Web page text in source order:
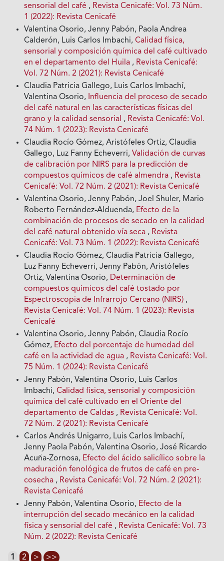
sensorial del café , Revista Cenicafé: Vol. 73 Núm.
1 (2022): Revista Cenicafé
Valentina Osorio, Jenny Pabón, Paola Andrea
Calderón, Luis Carlos Imbachi,Calidad física,
sensorial y composición química del café cultivado
en el departamento del Huila , Revista Cenicafé:
Vol. 72 Núm. 2 (2021): Revista Cenicafé
Claudia Patricia Gallego, Luis Carlos Imbachí,
Valentina Osorio, Influencia del proceso de secado
del café natural en las características físicas del
grano y la calidad sensorial , Revista Cenicafé: Vol.
74 Núm. 1 (2023): Revista Cenicafé
Claudia Rocío Gómez, Aristófeles Ortiz, Claudia
Gallego, Luz Fanny Echeverri,Validación de curvas
de calibración por NIRS para la predicción de
compuestos químicos de café almendra , Revista
Cenicafé: Vol. 72 Núm. 2 (2021): Revista Cenicafé
Valentina Osorio, Jenny Pabón, Joel Shuler, Mario
Roberto Fernández-Alduenda, Efecto de la
combinación de procesos de secado en la calidad
del café natural obtenido vía seca , Revista
Cenicafé: Vol. 73 Núm. 1 (2022): Revista Cenicafé
Claudia Rocío Gómez, Claudia Patricia Gallego,
Luz Fanny Echeverri, Jenny Pabón, Aristófeles
Ortiz, Valentina Osorio, Determinación de
compuestos químicos del café tostado por
Espectroscopia de Infrarrojo Cercano (NIRS) ,
Revista Cenicafé: Vol. 74 Núm. 1 (2023): Revista
Cenicafé
Valentina Osorio, Jenny Pabón, Claudia Rocío
Gómez, Efecto del porcentaje de humedad del
café en la actividad de agua , Revista Cenicafé: Vol.
75 Núm. 1 (2024): Revista Cenicafé
Jenny Pabón, Valentina Osorio, Luis Carlos
Imbachi,Calidad física, sensorial y composición
química del café cultivado en el Oriente del
departamento de Caldas , Revista Cenicafé: Vol.
72 Núm. 2 (2021): Revista Cenicafé
Carlos Andrés Unigarro, Luis Carlos Imbachí,
Jenny Paola Pabón, Valentina Osorio, José Ricardo
Acuña-Zornosa, Efecto del ácido salicílico sobre la
maduración fenológica de frutos de café en pre-
cosecha , Revista Cenicafé: Vol. 72 Núm. 2 (2021):
Revista Cenicafé
Jenny Pabón, Valentina Osorio, Efecto de la
interrupción del secado mecánico en la calidad
física y sensorial del café , Revista Cenicafé: Vol. 73
Núm. 2 (2022): Revista Cenicafé
1 2 > >>